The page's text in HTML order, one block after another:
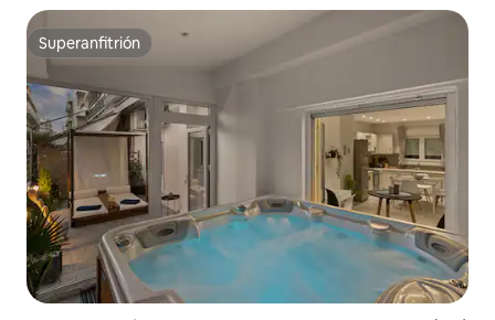
Superanfitrión
Superanfitrión